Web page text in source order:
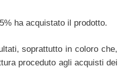
ha acquistato il prodotto.
soprattutto in coloro che,
proceduto agli acquisti dei